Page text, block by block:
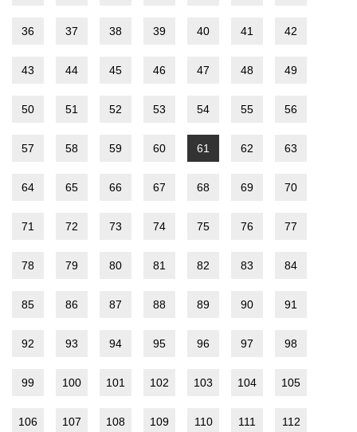
36 37 38 39 40 41 42
43 44 45 46 47 48 49
50 51 52 53 54 55 56
57 58 59 60 61 62 63
64 65 66 67 68 69 70
71 72 73 74 75 76 77
78 79 80 81 82 83 84
85 86 87 88 89 90 91
92 93 94 95 96 97 98
99 100 101 102 103 104 105
106 107 108 109 110 111 112